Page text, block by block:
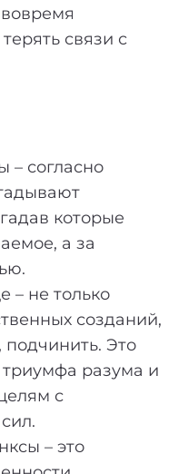
связи с
– согласно
которые
а за
– не только
созданий,
подчинить. Это
разума и
с
– это